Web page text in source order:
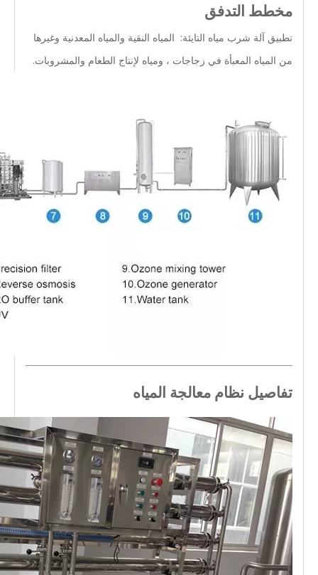
مخطط التدفق
تطبيق آلة شرب مياه التايئة: المياه النقية والمياه المعدنية وغيرها
من المياه المعبأة في زجاجات ، ومياه لإنتاج الطعام والمشروبات.
تفاصيل نظام معالجة المياه